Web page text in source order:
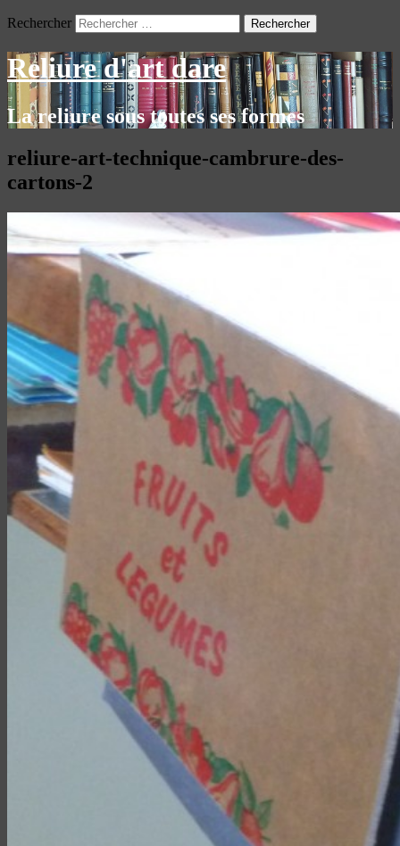
Rechercher
Reliure d'art dare
La reliure sous toutes ses formes
reliure-art-technique-cambrure-des-
cartons-2